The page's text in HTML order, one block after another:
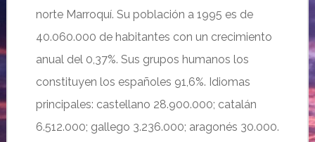
norte Marroquí. Su población a 1995 es de
40.060.000 de habitantes con un crecimiento
anual del 0,37%. Sus grupos humanos los
constituyen los españoles 91,6%. Idiomas
principales: castellano 28.900.000; catalán
6.512.000; gallego 3.236.000; aragonés 30.000.